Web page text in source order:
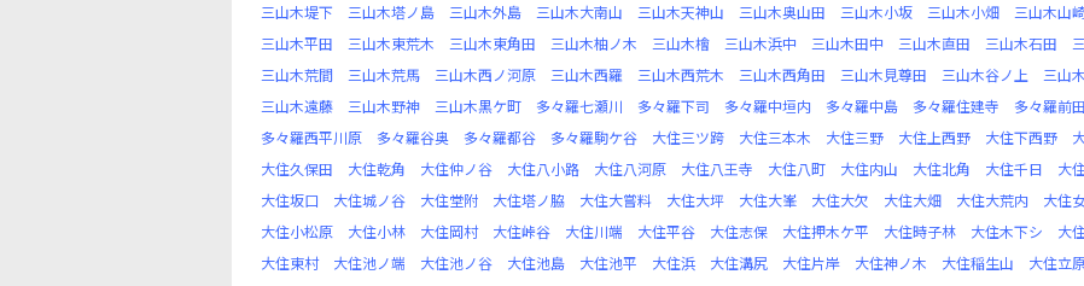
三山木堤下
三山木塔ノ島 三山木外島 三山木大南山 三山木天神山 三山木奥山田 三山木小坂 三山木小畑 三山木山
三山木平田
三山木東荒木 三山木東角田 三山木柚ノ木 三山木檜 三山木浜中 三山木田中 三山木直田 三山木石田
三山木荒間
三山木荒馬 三山木西ノ河原 三山木西羅 三山木西荒木 三山木西角田 三山木見尊田 三山木谷ノ上 三山
三山木遠藤
三山木野神 三山木黒ケ町 多々羅七瀬川 多々羅下司 多々羅中垣内 多々羅中島 多々羅住建寺 多々羅前田
多々羅西平川原
多々羅谷奥 多々羅都谷 多々羅駒ケ谷 大住三ツ跨 大住三本木 大住三野 大住上西野 大住下西野
大住久保田
大住乾角 大住仲ノ谷 大住八小路 大住八河原 大住八王寺 大住八町 大住内山 大住北角 大住千日 大
大住坂口
大住城ノ谷 大住堂附 大住塔ノ脇 大住大嘗料 大住大坪 大住大峯 大住大欠 大住大畑 大住大荒内 大住
大住小松原
大住小林 大住岡村 大住峠谷 大住川端 大住平谷 大住志保 大住押木ケ平 大住時子林 大住木下シ 大
大住東村
大住池ノ端 大住池ノ谷 大住池島 大住池平 大住浜 大住溝尻 大住片岸 大住神ノ木 大住稲生山 大住立